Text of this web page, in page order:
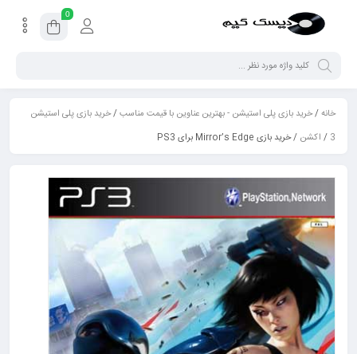
0
خانه/خرید بازی پلی استیشن - بهترین عناوین با قیمت مناسب/خرید بازی پلی استیشن
3
/ اکشن / خرید بازی Mirror’s Edge برای PS3